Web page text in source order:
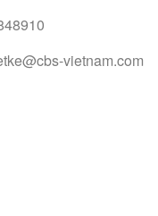
vietnam.com